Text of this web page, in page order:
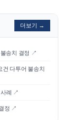
더보기 →
송치 결정 ↗
건 다투어 불송치
례 ↗
정 ↗